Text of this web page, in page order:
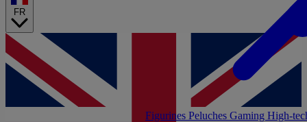
FR
Figurines Peluches Gaming High-